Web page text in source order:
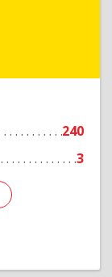
240
3